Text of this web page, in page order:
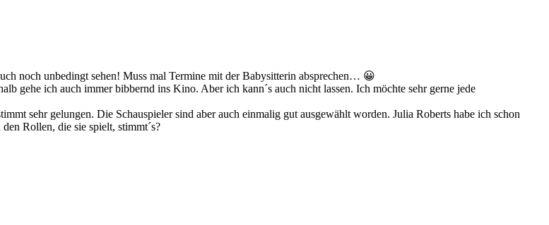
noch unbedingt sehen! Muss mal Termine mit der Babysitterin absprechen… 😀
gehe ich auch immer bibbernd ins Kino. Aber ich kann´s auch nicht lassen. Ich möchte sehr gerne jede
sehr gelungen. Die Schauspieler sind aber auch einmalig gut ausgewählt worden. Julia Roberts habe ich schon
Rollen, die sie spielt, stimmt´s?